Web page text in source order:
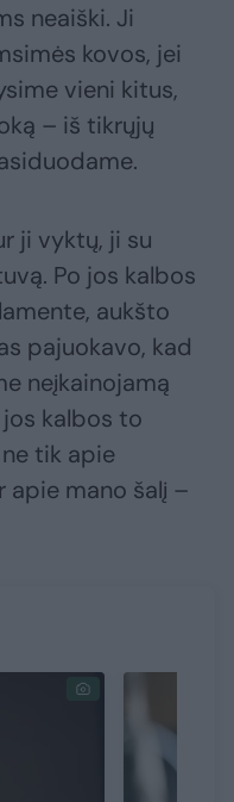
neaiški. Ji
kovos, jei
vieni kitus,
– iš tikrųjų
ji vyktų, ji su
Po jos kalbos
aukšto
pajuokavo, kad
neįkainojamą
kalbos to
tik apie
apie mano šalį –